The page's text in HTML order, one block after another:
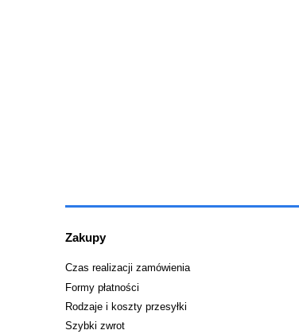
Zakupy
Czas realizacji zamówienia
Formy płatności
Rodzaje i koszty przesyłki
Szybki zwrot